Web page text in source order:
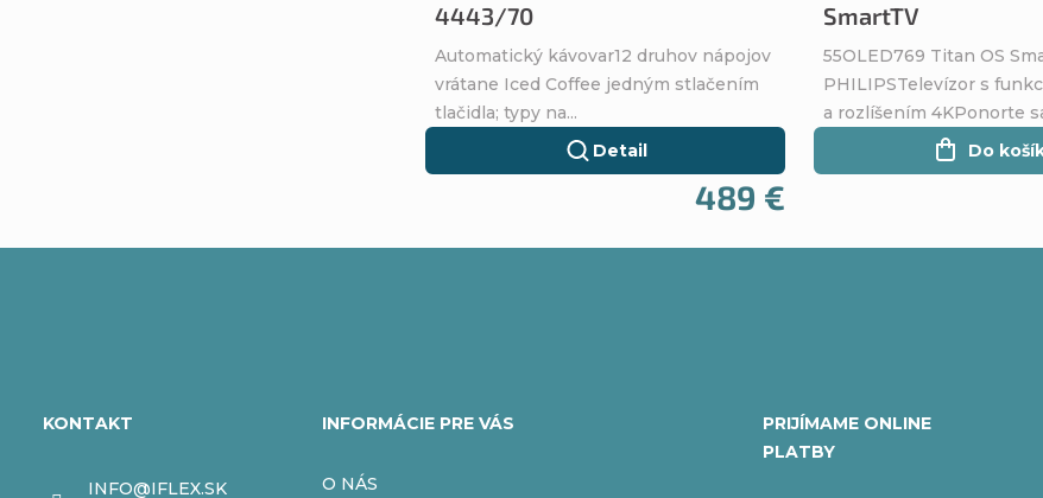
4443/70
489 €
Detail
Automatický kávovar12 druhov nápojov
vrátane Iced Coffee jedným stlačením
tlačidla; typy na...
SmartTV
Do
55OLED769 Titan OS
PHILIPSTelevízor s
a rozlíšením 4KPonorte
KONTAKT
INFO@IFLEX.SK
INFORMÁCIE PRE VÁS
O NÁS
PRIJÍMAME ONLINE
PLATBY